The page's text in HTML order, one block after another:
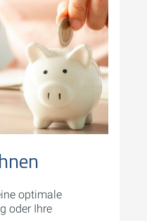
optimale
oder Ihre